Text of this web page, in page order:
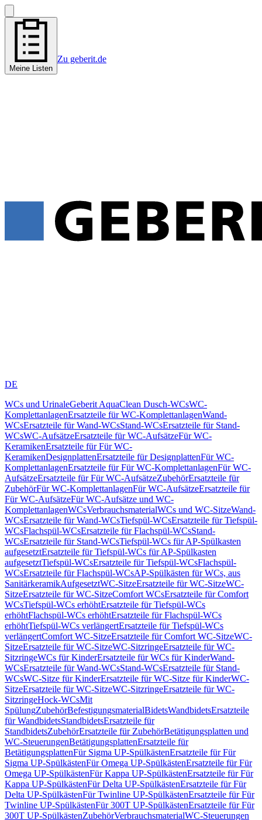
Meine Listen
Zu geberit.de
DE
WCs und UrinaleGeberit AquaClean Dusch-WCsWC-
KomplettanlagenErsatzteile für WC-KomplettanlagenWand-
WCsErsatzteile für Wand-WCsStand-WCsErsatzteile für Stand-
WCsWC-AufsätzeErsatzteile für WC-AufsätzeFür WC-
KeramikenErsatzteile für Für WC-
KeramikenDesignplattenErsatzteile für DesignplattenFür WC-
KomplettanlagenErsatzteile für Für WC-KomplettanlagenFür WC-
AufsätzeErsatzteile für Für WC-AufsätzeZubehörErsatzteile für
ZubehörFür WC-KomplettanlagenFür WC-AufsätzeErsatzteile für
Für WC-AufsätzeFür WC-Aufsätze und WC-
KomplettanlagenWCsVerbrauchsmaterialWCs und WC-SitzeWand-
WCsErsatzteile für Wand-WCsTiefspül-WCsErsatzteile für Tiefspül-
WCsFlachspül-WCsErsatzteile für Flachspül-WCsStand-
WCsErsatzteile für Stand-WCsTiefspül-WCs für AP-Spülkasten
aufgesetztErsatzteile für Tiefspül-WCs für AP-Spülkasten
aufgesetztTiefspül-WCsErsatzteile für Tiefspül-WCsFlachspül-
WCsErsatzteile für Flachspül-WCsAP-Spülkästen für WCs, aus
SanitärkeramikAufgesetztWC-SitzeErsatzteile für WC-SitzeWC-
SitzeErsatzteile für WC-SitzeComfort WCsErsatzteile für Comfort
WCsTiefspül-WCs erhöhtErsatzteile für Tiefspül-WCs
erhöhtFlachspül-WCs erhöhtErsatzteile für Flachspül-WCs
erhöhtTiefspül-WCs verlängertErsatzteile für Tiefspül-WCs
verlängertComfort WC-SitzeErsatzteile für Comfort WC-SitzeWC-
SitzeErsatzteile für WC-SitzeWC-SitzringeErsatzteile für WC-
SitzringeWCs für KinderErsatzteile für WCs für KinderWand-
WCsErsatzteile für Wand-WCsStand-WCsErsatzteile für Stand-
WCsWC-Sitze für KinderErsatzteile für WC-Sitze für KinderWC-
SitzeErsatzteile für WC-SitzeWC-SitzringeErsatzteile für WC-
SitzringeHock-WCsMit
SpülungZubehörBefestigungsmaterialBidetsWandbidetsErsatzteile
für WandbidetsStandbidetsErsatzteile für
StandbidetsZubehörErsatzteile für ZubehörBetätigungsplatten und
WC-SteuerungenBetätigungsplattenErsatzteile für
BetätigungsplattenFür Sigma UP-SpülkästenErsatzteile für Für
Sigma UP-SpülkästenFür Omega UP-SpülkästenErsatzteile für Für
Omega UP-SpülkästenFür Kappa UP-SpülkästenErsatzteile für Für
Kappa UP-SpülkästenFür Delta UP-SpülkästenErsatzteile für Für
Delta UP-SpülkästenFür Twinline UP-SpülkästenErsatzteile für Für
Twinline UP-SpülkästenFür 300T UP-SpülkästenErsatzteile für Für
300T UP-SpülkästenZubehörVerbrauchsmaterialWC-Steuerungen